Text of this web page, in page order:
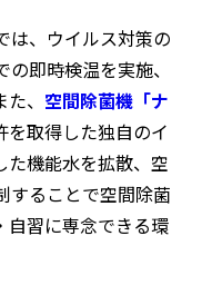
は、ウイルス対策の
即時検温を実施、
、 空間除菌機「ナ
を取得した独自のイ
た機能水を拡散、空
することで空間除菌
自習に専念できる環